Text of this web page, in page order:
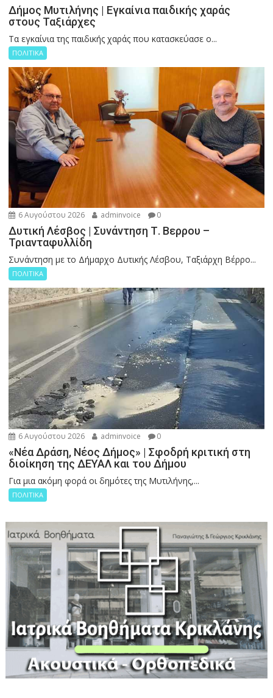
Δήμος Μυτιλήνης | Εγκαίνια παιδικής χαράς
στους Ταξιάρχες
Tα εγκαίνια της παιδικής χαράς που κατασκεύασε ο...
ΠΟΛΙΤΙΚΑ
6 Αυγούστου 2026 adminvoice 0
Δυτική Λέσβος | Συνάντηση Τ. Βερρου –
Τριανταφυλλίδη
Συνάντηση με το Δήμαρχο Δυτικής Λέσβου, Ταξιάρχη Βέρρο...
ΠΟΛΙΤΙΚΑ
6 Αυγούστου 2026 adminvoice 0
«Νέα Δράση, Νέος Δήμος» | Σφοδρή κριτική στη
διοίκηση της ΔΕΥΑΛ και του Δήμου
Για μια ακόμη φορά οι δημότες της Μυτιλήνης,...
ΠΟΛΙΤΙΚΑ